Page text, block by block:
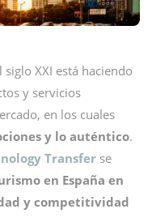
XXI está haciendo
y servicios
en los cuales
y lo auténtico.
Transfer se
en España en
y competitividad